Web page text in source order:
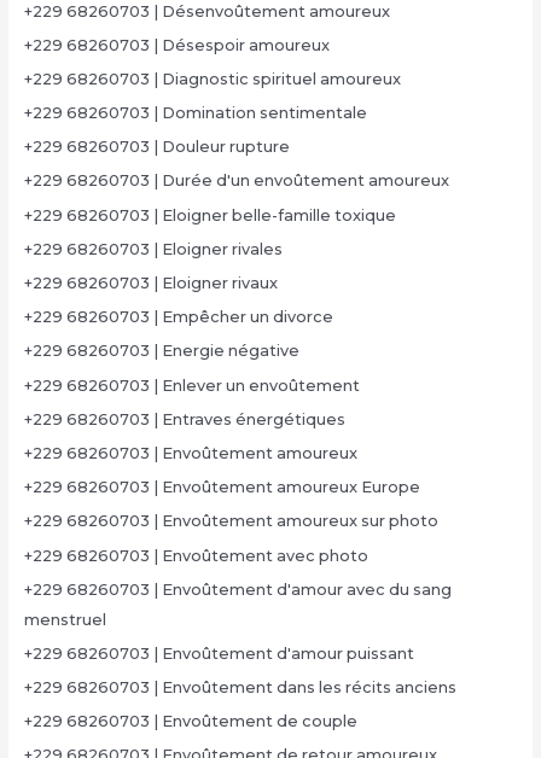
+229 68260703 | Désenvoûtement amoureux
+229 68260703 | Désespoir amoureux
+229 68260703 | Diagnostic spirituel amoureux
+229 68260703 | Domination sentimentale
+229 68260703 | Douleur rupture
+229 68260703 | Durée d'un envoûtement amoureux
+229 68260703 | Eloigner belle-famille toxique
+229 68260703 | Eloigner rivales
+229 68260703 | Eloigner rivaux
+229 68260703 | Empêcher un divorce
+229 68260703 | Energie négative
+229 68260703 | Enlever un envoûtement
+229 68260703 | Entraves énergétiques
+229 68260703 | Envoûtement amoureux
+229 68260703 | Envoûtement amoureux Europe
+229 68260703 | Envoûtement amoureux sur photo
+229 68260703 | Envoûtement avec photo
+229 68260703 | Envoûtement d'amour avec du sang
menstruel
+229 68260703 | Envoûtement d'amour puissant
+229 68260703 | Envoûtement dans les récits anciens
+229 68260703 | Envoûtement de couple